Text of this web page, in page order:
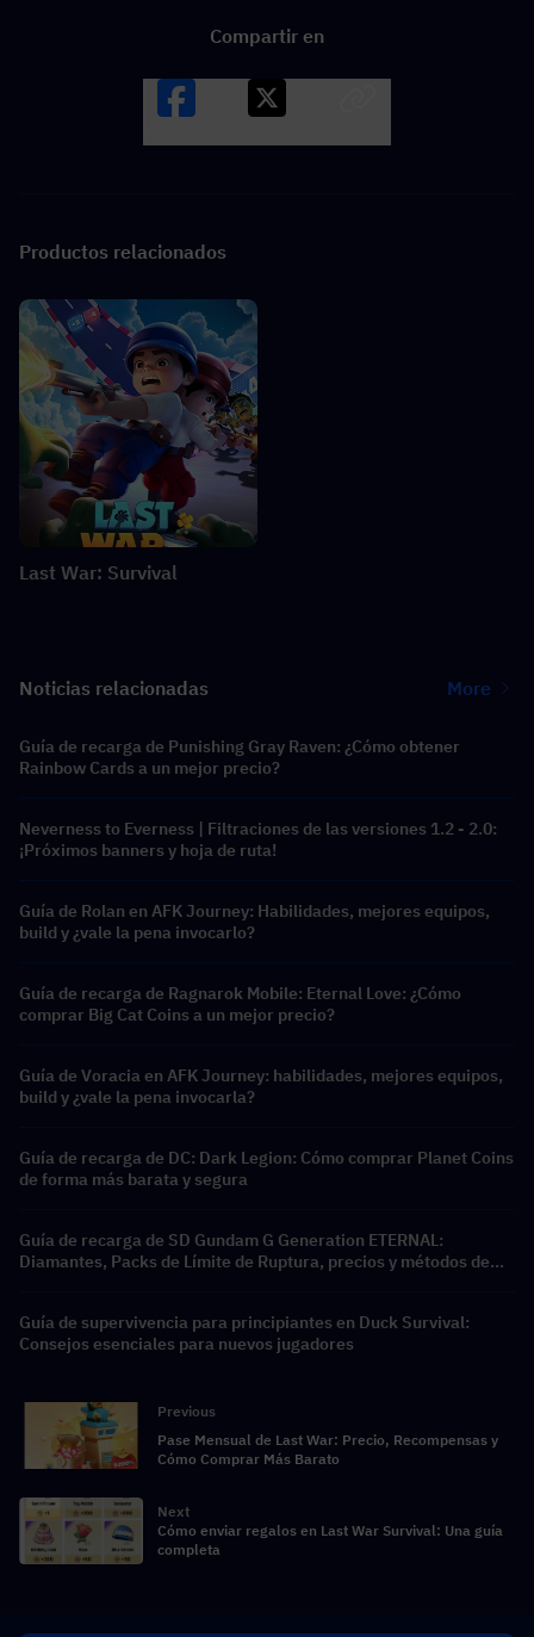
Compartir en
Productos relacionados
Last War: Survival
Noticias relacionadas More
Guía de recarga de Punishing Gray Raven: ¿Cómo obtener
Rainbow Cards a un mejor precio?
Neverness to Everness | Filtraciones de las versiones 1.2 - 2.0:
¡Próximos banners y hoja de ruta!
Guía de Rolan en AFK Journey: Habilidades, mejores equipos,
build y ¿vale la pena invocarlo?
Guía de recarga de Ragnarok Mobile: Eternal Love: ¿Cómo
comprar Big Cat Coins a un mejor precio?
Guía de Voracia en AFK Journey: habilidades, mejores equipos,
build y ¿vale la pena invocarla?
Guía de recarga de DC: Dark Legion: Cómo comprar Planet Coins
de forma más barata y segura
Guía de recarga de SD Gundam G Generation ETERNAL:
Diamantes, Packs de Límite de Ruptura, precios y métodos de
Guía de supervivencia para principiantes en Duck Survival:
Consejos esenciales para nuevos jugadores
Previous
Pase Mensual de Last War: Precio, Recompensas y
Cómo Comprar Más Barato
Next
Cómo enviar regalos en Last War Survival: Una guía
completa